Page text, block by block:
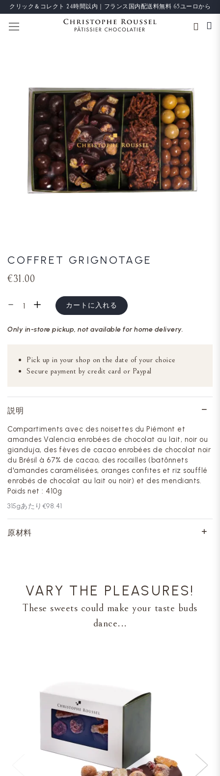
クリック＆コレクト 24時間以内｜フランス国内配送料無料 65ユーロから
COFFRET GRIGNOTAGE
€31.00
カートに入れる
Only in-store pickup, not available for home delivery.
Pick up in your shop on the date of your choice
Secure payment by credit card or Paypal
説明
Compartiments avec des noisettes du Piémont et
amandes Valencia enrobées de chocolat au lait, noir ou
gianduja, des fèves de cacao enrobées de chocolat noir
du Brésil à 67% de cacao, des rocailles (batônnets
d'amandes caramélisées, oranges confites et riz soufflé
enrobés de chocolat au lait ou noir) et des mendiants.
Poids net : 410g
315gあたり €98.41
原材料
VARY THE PLEASURES!
These sweets could make your taste buds
dance...